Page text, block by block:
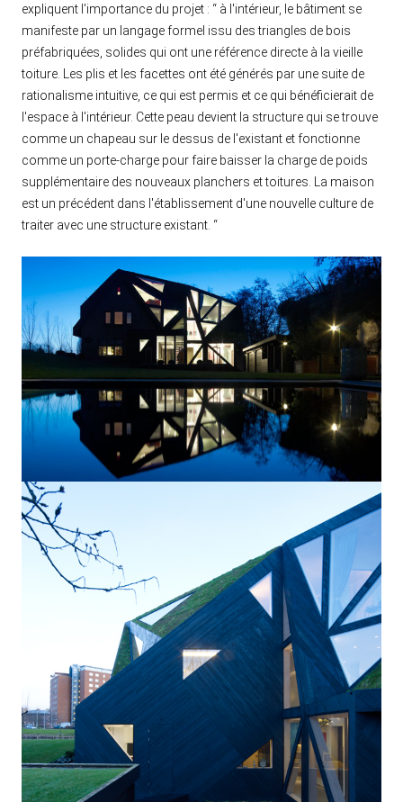
expliquent l'importance du projet : “ à l'intérieur, le bâtiment se
manifeste par un langage formel issu des triangles de bois
préfabriquées, solides qui ont une référence directe à la vieille
toiture. Les plis et les facettes ont été générés par une suite de
rationalisme intuitive, ce qui est permis et ce qui bénéficierait de
l'espace à l'intérieur. Cette peau devient la structure qui se trouve
comme un chapeau sur le dessus de l'existant et fonctionne
comme un porte-charge pour faire baisser la charge de poids
supplémentaire des nouveaux planchers et toitures. La maison
est un précédent dans l'établissement d'une nouvelle culture de
traiter avec une structure existant. “